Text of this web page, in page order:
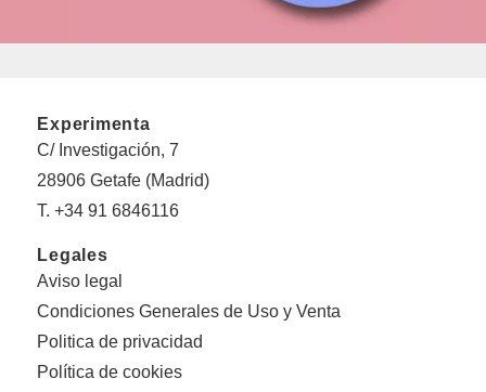
Experimenta
C/ Investigación, 7
28906 Getafe (Madrid)
T. +34 91 6846116
Legales
Aviso legal
Condiciones Generales de Uso y Venta
Politica de privacidad
Política de cookies